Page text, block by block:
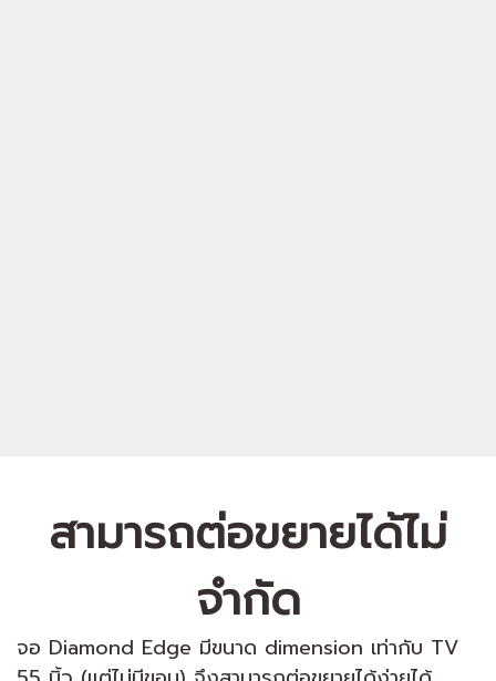
สามารถต่อขยายได้ไม่
จำกัด
จอ Diamond Edge มีขนาด dimension เท่ากับ TV